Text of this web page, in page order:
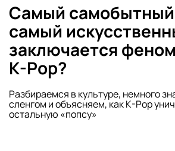
Самый
самый
заключается
K-Pop?
Разбираемся в культуре, немного
сленгом и объясняем, как K-Pop
остальную «попсу»